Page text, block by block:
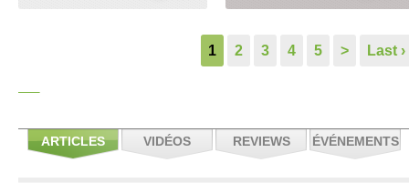
1 2 3 4 5 > Last ›
ARTICLES VIDÉOS REVIEWS ÉVÉNEMENTS